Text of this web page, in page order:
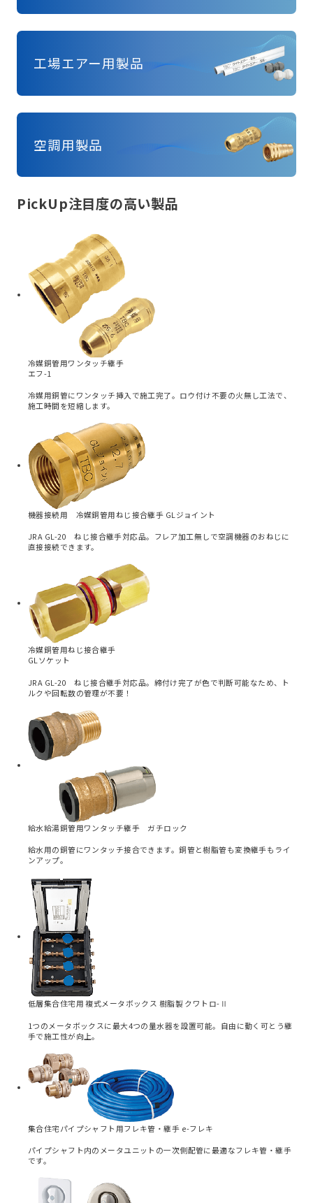
工場エアー用製品
空調用製品
PickUp注目度の高い製品
冷媒銅管用ワンタッチ継手
エフ-1
冷媒用銅管にワンタッチ挿入で施工完了。ロウ付け不要の火無し工法で、
施工時間を短縮します。
機器接続用 冷媒銅管用ねじ接合継手 GLジョイント
JRA GL-20 ねじ接合継手対応品。フレア加工無しで空調機器のおねじに
直接接続できます。
冷媒銅管用ねじ接合継手
GLソケット
JRA GL-20 ねじ接合継手対応品。締付け完了が色で判断可能なため、ト
ルクや回転数の管理が不要！
給水給湯銅管用ワンタッチ継手 ガチロック
給水用の銅管にワンタッチ接合できます。銅管と樹脂管も変換継手もライ
ンアップ。
低層集合住宅用 複式メータボックス 樹脂製 クワトロ-Ⅱ
1つのメータボックスに最大4つの量水器を設置可能。自由に動く可とう継
手で施工性が向上。
集合住宅パイプシャフト用フレキ管・継手 e-フレキ
パイプシャフト内のメータユニットの一次側配管に最適なフレキ管・継手
です。